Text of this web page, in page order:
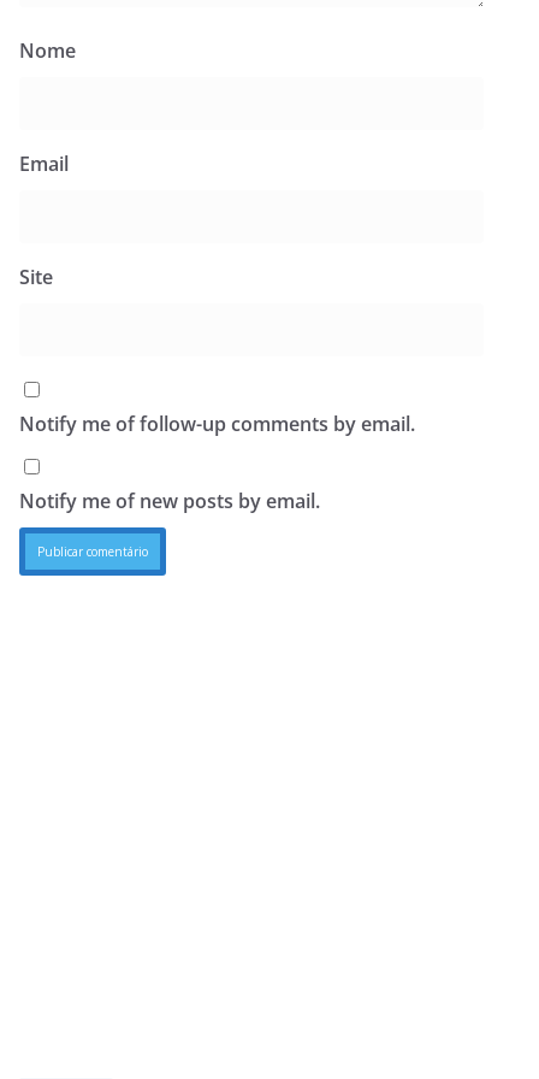
Nome
Email
Site
Notify me of follow-up comments by email.
Notify me of new posts by email.